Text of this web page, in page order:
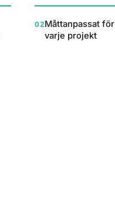
02Måttanpassat för
varje projekt